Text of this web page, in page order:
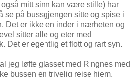
mitt sinn kan være stille) har
se på bussgjengen sitte og spise i
Det er ikke en inder i nærheten og
sitter alle og eter med
Det er egentlig et flott og rart syn.
jeg løfte glasset med Ringnes med
bussen en trivelig reise hjem.